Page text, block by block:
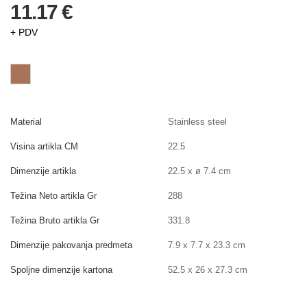
11.17 €
+ PDV
Material Stainless steel
Visina artikla CM 22.5
Dimenzije artikla 22.5 x ø 7.4 cm
Težina Neto artikla Gr 288
Težina Bruto artikla Gr 331.8
Dimenzije pakovanja predmeta 7.9 x 7.7 x 23.3 cm
Spoljne dimenzije kartona 52.5 x 26 x 27.3 cm